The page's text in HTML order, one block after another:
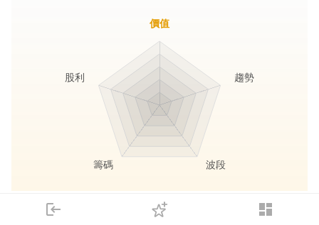
login dashboard
下單
長線價值 存股收息
價值
趨勢
波段
籌碼
股利